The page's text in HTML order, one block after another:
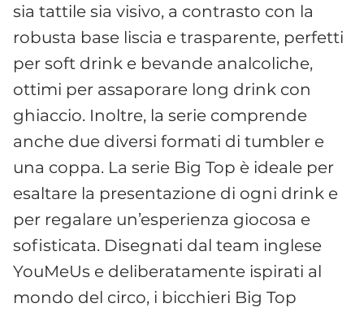
sia tattile sia visivo, a contrasto con la
robusta base liscia e trasparente, perfetti
per soft drink e bevande analcoliche,
ottimi per assaporare long drink con
ghiaccio. Inoltre, la serie comprende
anche due diversi formati di tumbler e
una coppa. La serie Big Top è ideale per
esaltare la presentazione di ogni drink e
per regalare un’esperienza giocosa e
sofisticata. Disegnati dal team inglese
YouMeUs e deliberatamente ispirati al
mondo del circo, i bicchieri Big Top